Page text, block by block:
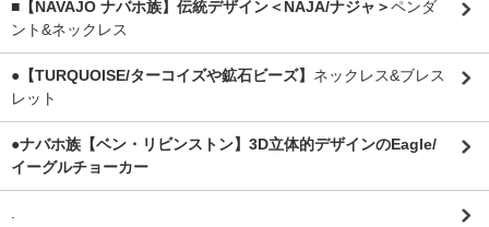
■【NAVAJO ナバホ族】伝統デザイン＜NAJA/ナジャ＞ペンダ
ント&ネックレス
●【TURQUOISE/ターコイズや鉱石ビーズ】 ネックレス&ブレス
レット
●ナバホ族【ベン・リビンストン】3D立体的デザインのEagle/
イーグルチョーカー
.